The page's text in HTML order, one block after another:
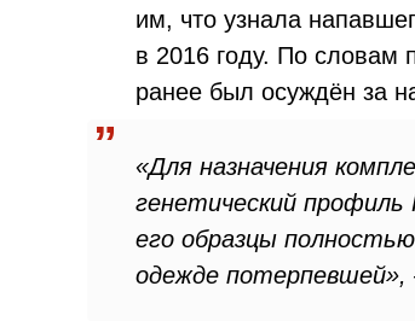
им, что узнала
в 2016 году. По словам
ранее был осуждён за
«Для назначения
генетический профиль
его образцы
одежде потерпевшей»,